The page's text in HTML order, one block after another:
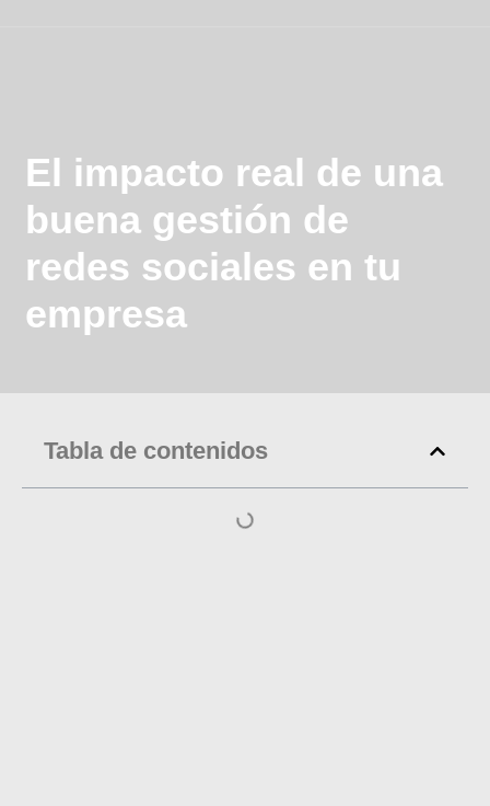
El impacto real de una
buena gestión de
redes sociales en tu
empresa
Tabla de contenidos